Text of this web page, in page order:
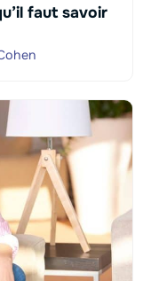
faut savoir